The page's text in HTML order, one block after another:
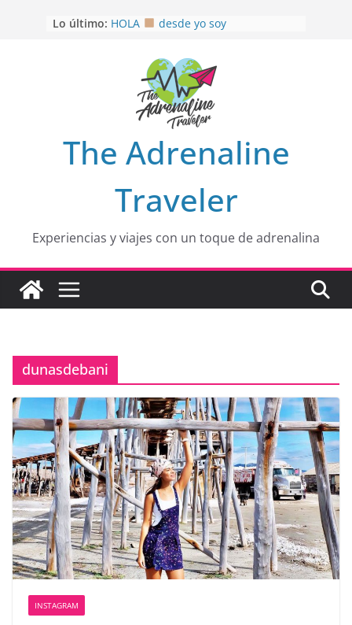
Lo último: HOLA
desde yo soy
EL SENDERO DEL CACAO: Excelente
opción
HOSPEDAJE AL NATURALSHH !!
OTRA PERSPECTIVA de RÍO EL
MULITO!
The Adrenaline
Traveler
Experiencias y viajes con un toque de adrenalina
dunasdebani
INSTAGRAM